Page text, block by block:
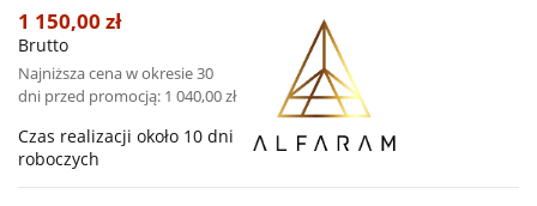
1 150,00 zł
Brutto
Najniższa cena w okresie 30
dni przed promocją: 1 040,00 zł
Czas realizacji około 10 dni
roboczych